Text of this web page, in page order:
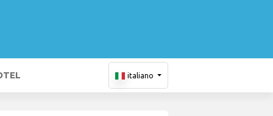
italiano